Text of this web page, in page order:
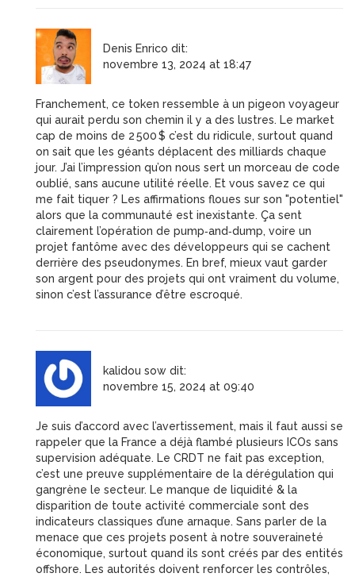
Denis Enrico dit:
novembre 13, 2024 at 18:47
Franchement, ce token ressemble à un pigeon voyageur
qui aurait perdu son chemin il y a des lustres. Le market
cap de moins de 2 500 $ c’est du ridicule, surtout quand
on sait que les géants déplacent des milliards chaque
jour. J’ai l’impression qu’on nous sert un morceau de code
oublié, sans aucune utilité réelle. Et vous savez ce qui
me fait tiquer ? Les affirmations floues sur son "potentiel"
alors que la communauté est inexistante. Ça sent
clairement l’opération de pump‑and‑dump, voire un
projet fantôme avec des développeurs qui se cachent
derrière des pseudonymes. En bref, mieux vaut garder
son argent pour des projets qui ont vraiment du volume,
sinon c’est l’assurance d’être escroqué.
kalidou sow dit:
novembre 15, 2024 at 09:40
Je suis d’accord avec l’avertissement, mais il faut aussi se
rappeler que la France a déjà flambé plusieurs ICOs sans
supervision adéquate. Le CRDT ne fait pas exception,
c’est une preuve supplémentaire de la dérégulation qui
gangrène le secteur. Le manque de liquidité & la
disparition de toute activité commerciale sont des
indicateurs classiques d’une arnaque. Sans parler de la
menace que ces projets posent à notre souveraineté
économique, surtout quand ils sont créés par des entités
offshore. Les autorités doivent renforcer les contrôles,